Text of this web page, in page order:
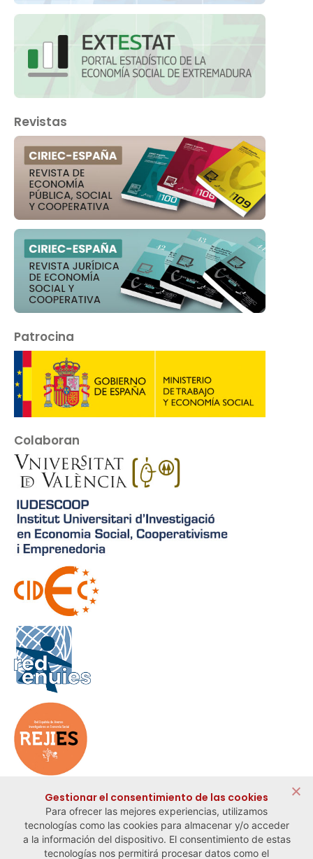
Revistas
Patrocina
Colaboran
Archivo Hemeroteca
Gestionar el consentimiento de las cookies
Para ofrecer las mejores experiencias, utilizamos
tecnologías como las cookies para almacenar y/o acceder
a la información del dispositivo. El consentimiento de estas
tecnologías nos permitirá procesar datos como el